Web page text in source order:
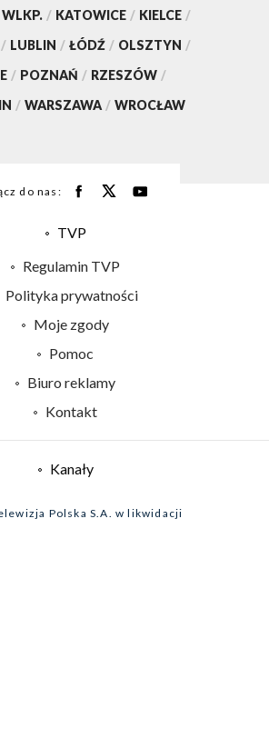
/ KATOWICE / KIELCE /
/ LUBLIN / ŁÓDŹ / OLSZTYN /
/ POZNAŃ / RZESZÓW /
/ WARSZAWA / WROCŁAW
do nas:
TVP
TVP
Cyfrowa
Regulamin TVP
Polityka prywatności
Moje zgody
Pomoc
Biuro reklamy
Kontakt
Kanały
Polska S.A. w likwidacji